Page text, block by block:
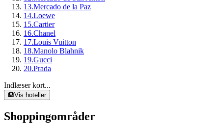
13.Mercado de la Paz
14.Loewe
15.Cartier
16.Chanel
17.Louis Vuitton
18.Manolo Blahnik
19.Gucci
20.Prada
Indlæser kort...
🏨Vis hoteller
Shoppingområder